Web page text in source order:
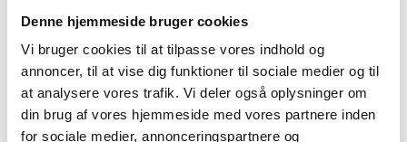
Denne hjemmeside bruger cookies
Vi bruger cookies til at tilpasse vores indhold og
annoncer, til at vise dig funktioner til sociale medier og til
at analysere vores trafik. Vi deler også oplysninger om
din brug af vores hjemmeside med vores partnere inden
for sociale medier, annonceringspartnere og
unges mentaliseringsevne.
Redskabet er særligt velegnet
til børn og unge med særlige
behov, fx autisme. Hvad kan
tegneseriesamtalen? Sådan
laver du en tegneseriesamtale
En tegneseriesamtale skal tage
udgangspunkt i en specifik